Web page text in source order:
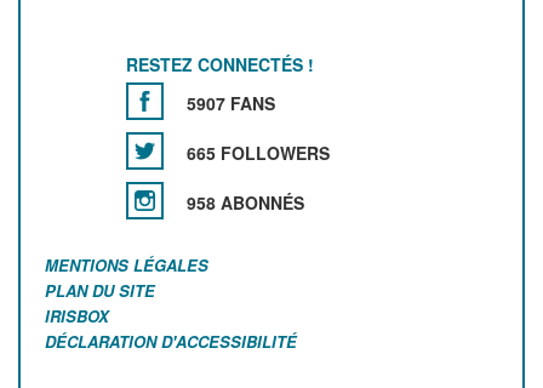
RESTEZ CONNECTÉS !
5907 FANS
665 FOLLOWERS
958 ABONNÉS
MENTIONS LÉGALES
PLAN DU SITE
IRISBOX
DÉCLARATION D'ACCESSIBILITÉ